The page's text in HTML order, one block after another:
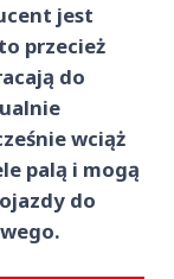
jest
przecież
do
wciąż
palą i mogą
do